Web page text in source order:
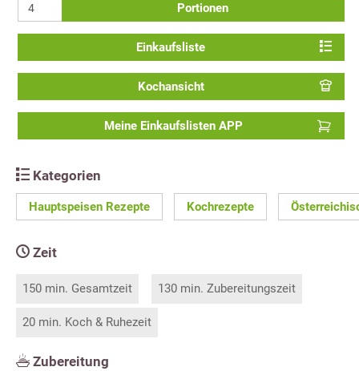
Portionen
Einkaufsliste
Kochansicht
Meine Einkaufslisten APP
Kategorien
Hauptspeisen Rezepte Kochrezepte
Zeit
150 min. Gesamtzeit 130 min. Zubereitungszeit
20 min. Koch & Ruhezeit
Zubereitung